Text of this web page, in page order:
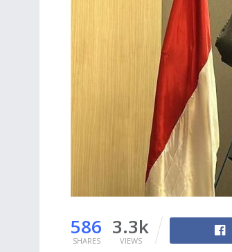
586
SHARES
3.3k
VIEWS